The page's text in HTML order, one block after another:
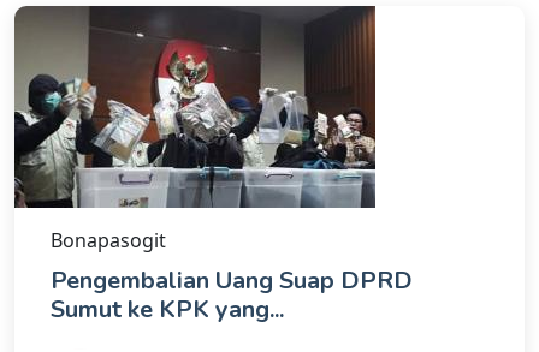
Bonapasogit
Pengembalian Uang Suap DPRD
Sumut ke KPK yang...